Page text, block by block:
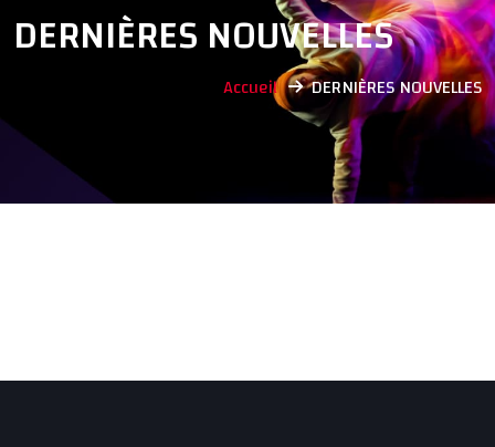
DERNIÈRES NOUVELLES
Accueil DERNIÈRES NOUVELLES